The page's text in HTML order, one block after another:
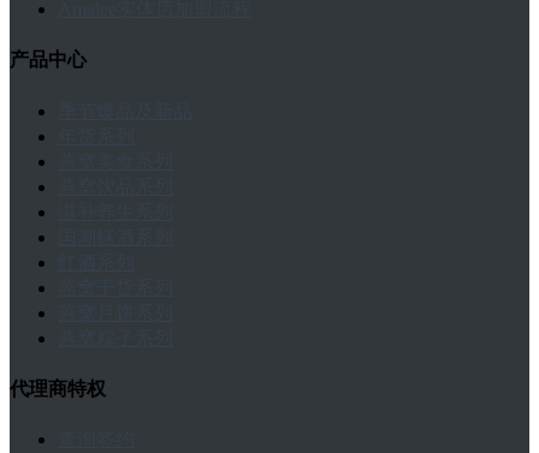
产品中心
代理商特权